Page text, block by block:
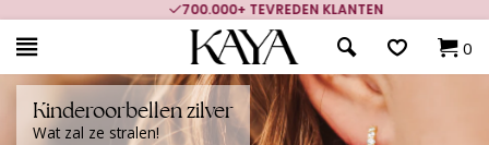
700.000+ TEVREDEN KLANTEN
0
Kinderoorbellen zilver
Wat zal ze stralen!